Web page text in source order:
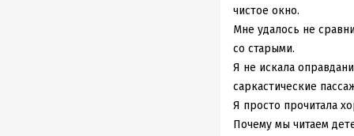
сложно поверить,
окружение. Любое
карьера, твой успех,
проплаченный)
сложнейших
Но несмотря на
помешает нам
чистое окно.
Мне удалось не
со старыми.
Я не искала
саркастические
Я просто прочитала
Почему мы читаем